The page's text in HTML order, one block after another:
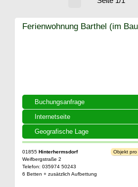
Buchungsanfrage
Internetseite
Geografische Lage
Ferienwohnung Barthel (im
01855 Hinterhermsdorf
Weifbergstraße 2
Telefon: 035974 50243
6 Betten + zusätzlich Aufbettung
Objekt pro